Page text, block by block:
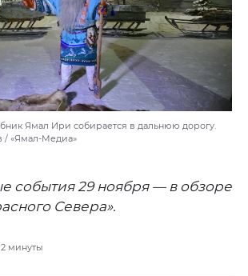
Ямал Ири собирается в дальнюю дорогу.
/ «Ямал-Медиа»
события 29 ноября — в обзоре
Севера».
2 минуты